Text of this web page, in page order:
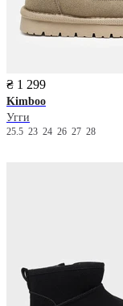
₴ 1 299
Kimboo
Угги
25.5 23 24 26 27 28